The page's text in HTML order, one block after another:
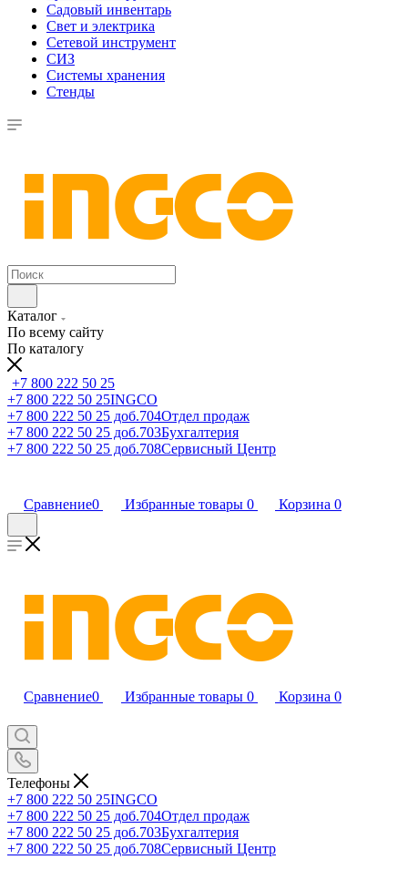
Садовый инвентарь
Свет и электрика
Сетевой инструмент
СИЗ
Системы хранения
Стенды
Каталог
По всему сайту
По каталогу
+7 800 222 50 25
+7 800 222 50 25INGCO
+7 800 222 50 25 доб.704Отдел продаж
+7 800 222 50 25 доб.703Бухгалтерия
+7 800 222 50 25 доб.708Сервисный Центр
Сравнение0 Избранные товары 0 Корзина 0
Сравнение0 Избранные товары 0 Корзина 0
Телефоны
+7 800 222 50 25INGCO
+7 800 222 50 25 доб.704Отдел продаж
+7 800 222 50 25 доб.703Бухгалтерия
+7 800 222 50 25 доб.708Сервисный Центр